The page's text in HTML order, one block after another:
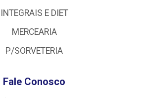
INTEGRAIS E DIET
MERCEARIA
P/SORVETERIA
Fale Conosco